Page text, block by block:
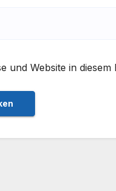
und Website in